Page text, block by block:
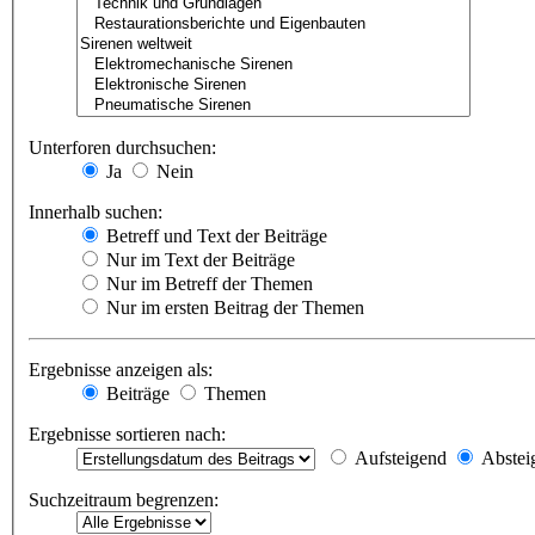
Unterforen durchsuchen:
Ja
Nein
Innerhalb suchen:
Betreff und Text der Beiträge
Nur im Text der Beiträge
Nur im Betreff der Themen
Nur im ersten Beitrag der Themen
Ergebnisse anzeigen als:
Beiträge
Themen
Ergebnisse sortieren nach:
Aufsteigend
Suchzeitraum begrenzen: